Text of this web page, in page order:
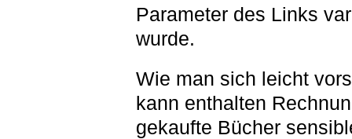
Parameter des Links
wurde.
Wie man sich leicht
kann enthalten
gekaufte Bücher